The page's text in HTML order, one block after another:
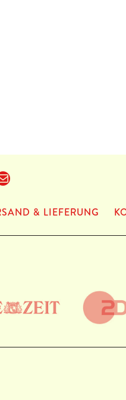
Mail
& LIEFERUNG